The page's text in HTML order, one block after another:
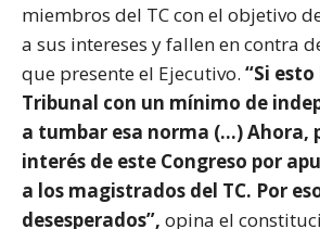
miembros del TC con el objetivo
a sus intereses y fallen en contra
que presente el Ejecutivo. “Si
Tribunal con un mínimo de
a tumbar esa norma (…) Ahora,
interés de este Congreso por
a los magistrados del TC. Por
desesperados”, opina el